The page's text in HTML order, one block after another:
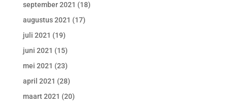
september 2021 (18)
augustus 2021 (17)
juli 2021 (19)
juni 2021 (15)
mei 2021 (23)
april 2021 (28)
maart 2021 (20)